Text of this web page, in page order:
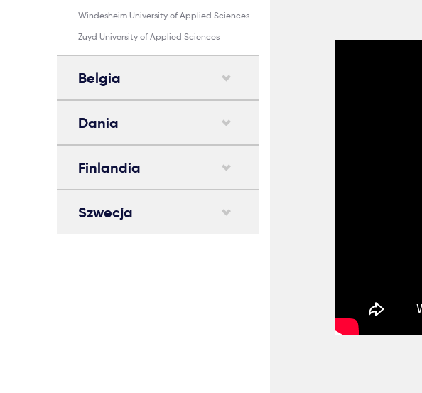
Windesheim University of Applied Sciences
Zuyd University of Applied Sciences
Belgia
Dania
Finlandia
Szwecja